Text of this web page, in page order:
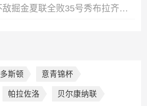
🏀夏联-雷霆不敌掘金夏联全败35号秀布拉齐尔32+6马拉14+7+6
多斯顿 意青锦杯
帕拉佐洛 贝尔康纳联